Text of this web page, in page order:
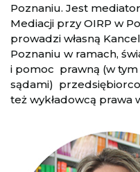
Poznaniu. Jest
Mediacji przy OIRP w
prowadzi własną
Poznaniu w ramach,
i pomoc prawną (w
sądami)
też wykładowcą prawa